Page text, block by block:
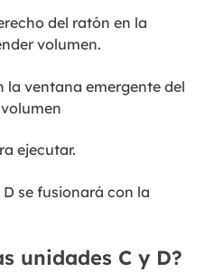
del ratón en la
volumen.
la ventana emergente del
ejecutar.
se fusionará con la
unidades C y D?